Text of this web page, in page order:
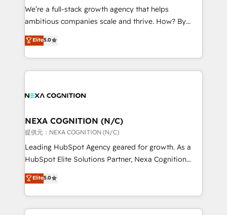
& logistics, energy/solar, staffing and recruiting,
media, healthcare and government contractors. Our
Technical Solutions, Enablement Solutions, Digital
Solutions and Growth Solutions. As a fully
We’re a full-stack growth agency that helps
ambitious companies scale and thrive. How? By
upgrading and streamlining every single revenue-
generating aspect of your business. We’re proud
HubSpot Elite Solutions Partners and devout CRM
nerds who can harness HubSpot’s custom digital
experience. Working hand-in-hand with your team,
traffic, generates better leads and crushes your
revenue goals. We've worked with thousands of
HubSpot customers and we'd love to work with you
too! Clients come to us for: Advanced CRM solutions
HubSpot Data System Migrations between systems
to HubSpot New lead generation strategies Time-
Elite5.0
NEXA COGNITION (N/C)
提供元：NEXA COGNITION (N/C)
Leading HubSpot Agency geared for growth. As a
HubSpot Elite Solutions Partner, Nexa Cognition
ranks in the top 1% of global HubSpot Partners and
has been one of the longest-standing partners since
2012. We empower businesses to harness the full
potential of HubSpot by combining strategic
Elite5.0